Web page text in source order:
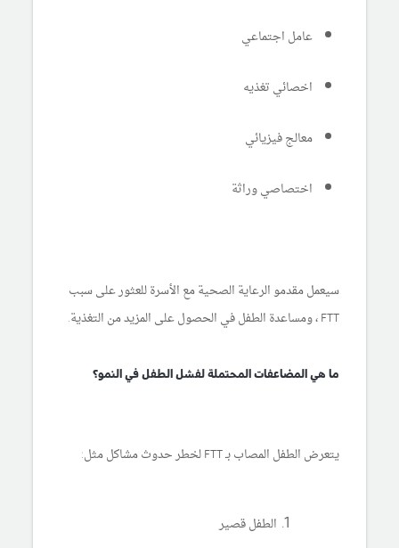
عامل اجتماعي
اخصائي تغذيه
معالج فيزيائي
اختصاصي وراثة
سيعمل مقدمو الرعاية الصحية مع الأسرة للعثور على سبب
FTT ، ومساعدة الطفل في الحصول على المزيد من التغذية.
ما هي المضاعفات المحتملة لفشل الطفل في النمو؟
يتعرض الطفل المصاب بـ FTT لخطر حدوث مشاكل مثل:
الطفل قصير